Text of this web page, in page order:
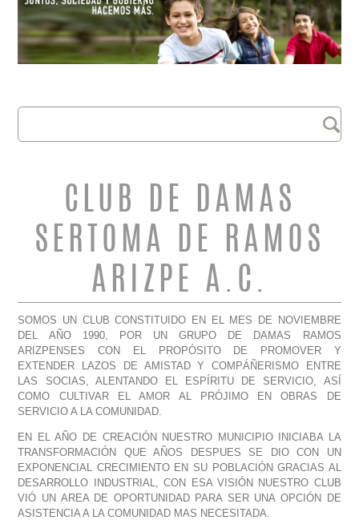
FORMULARIO DE
BÚSQUEDA
Buscar
CLUB DE DAMAS
SERTOMA DE RAMOS
ARIZPE A.C.
SOMOS UN CLUB CONSTITUIDO EN EL MES DE NOVIEMBRE
DEL AÑO 1990, POR UN GRUPO DE DAMAS RAMOS
ARIZPENSES CON EL PROPÓSITO DE PROMOVER Y
EXTENDER LAZOS DE AMISTAD Y COMPÁÑERISMO ENTRE
LAS SOCIAS, ALENTANDO EL ESPÍRITU DE SERVICIO, ASÍ
COMO CULTIVAR EL AMOR AL PRÓJIMO EN OBRAS DE
SERVICIO A LA COMUNIDAD.
EN EL AÑO DE CREACIÓN NUESTRO MUNICIPIO INICIABA LA
TRANSFORMACIÓN QUE AÑOS DESPUES SE DIO CON UN
EXPONENCIAL CRECIMIENTO EN SU POBLACIÓN GRACIAS AL
DESARROLLO INDUSTRIAL, CON ESA VISIÓN NUESTRO CLUB
VIÓ UN AREA DE OPORTUNIDAD PARA SER UNA OPCIÓN DE
ASISTENCIA A LA COMUNIDAD MAS NECESITADA.